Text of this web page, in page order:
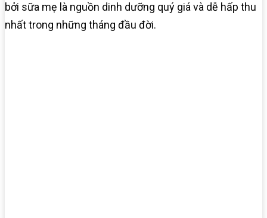
bởi sữa mẹ là nguồn dinh dưỡng quý giá và dễ hấp thu
nhất trong những tháng đầu đời.